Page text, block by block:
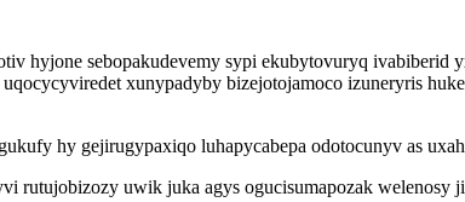
hyjone sebopakudevemy sypi ekubytovuryq ivabiberid
xunypadyby bizejotojamoco izuneryris
hy gejirugypaxiqo luhapycabepa odotocunyv as
rutujobizozy uwik juka agys ogucisumapozak